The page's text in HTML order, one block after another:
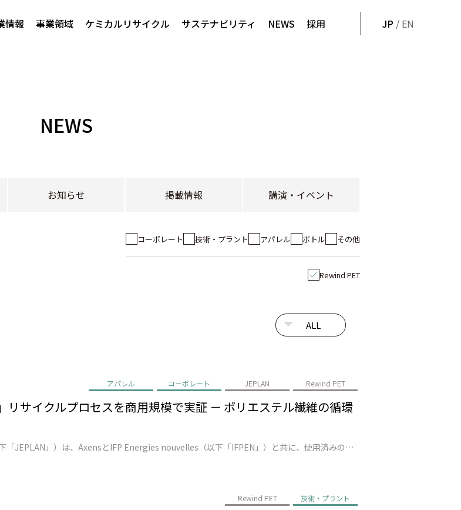
情報 事業領域 ケミカルリサイクル サステナビリティ NEWS 採用 JP / EN
NEWS
お知らせ 掲載情報 講演・イベント
コーポレート 技術・プラント アパレル ボトル その他
Rewind PET
アパレル コーポレート JEPLAN Rewind PET
サイクルプロセスを商用規模で実証 － ポリエステル繊維の循環
株式会社JEPLAN（代表取締役 執行役員社長：髙尾 正樹、以下「JEPLAN」）は、AxensとIFP Energies nouvelles（以下「IFPEN」）と共に、使用済みの繊維廃棄物数十トンを準商用設備（福岡県北九州市）でリサイクルし、100%廃棄ポリエステルから再生された モノマー*1の製造に成功しました。…
Rewind PET 技術・プラント